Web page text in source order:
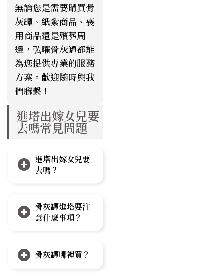
無論您是需要購買骨
灰罈、紙紮商品、喪
用商品還是殯葬周
邊，弘曜骨灰罈都能
為您提供專業的服務
方案。歡迎隨時與我
們聯繫！
進塔出嫁女兒要
去嗎常見問題
進塔出嫁女兒要
去嗎？
骨灰罈進塔要注
意什麼事項？
骨灰罈哪裡買？